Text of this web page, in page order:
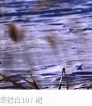
節錄自 107 期